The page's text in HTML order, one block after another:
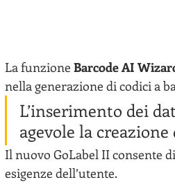
La funzione Barcode AI
nella generazione di codici a
L’inserimento dei
agevole la
Il nuovo GoLabel II consente
esigenze dell’utente.